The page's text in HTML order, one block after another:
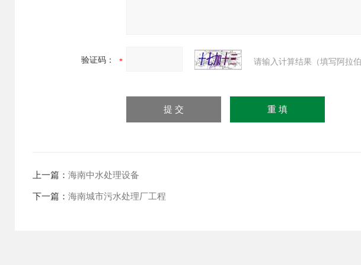
验证码： 请输入计算结果（填写阿拉
上一篇： 海南中水处理设备
下一篇： 海南城市污水处理厂工程